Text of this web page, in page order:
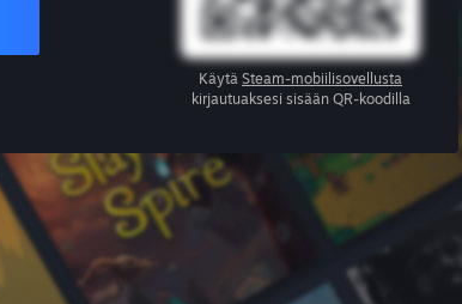
Käytä Steam-mobiilisovellusta
kirjautuaksesi sisään QR-koodilla